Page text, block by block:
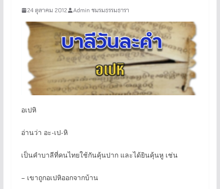
24 ตุลาคม 2012 Admin ชมรมธรรมธารา
อเปหิ
อ่านว่า อะ-เป-หิ
เป็นคำบาลีที่คนไทยใช้กันคุ้นปาก และได้ยินคุ้นหู เช่น
– เขาถูกอเปหิออกจากบ้าน